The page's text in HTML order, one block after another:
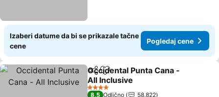
Izaberi datume da bi se prikazale tačne
cene
Pogledaj cene
Deli Dodati u favorite
Occidental Punta Cana -
All Inclusive
4 Zvezdice
8,5 Odlično
58.822